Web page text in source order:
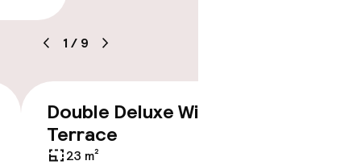
1 / 9
Double Deluxe With
Terrace
23 m²